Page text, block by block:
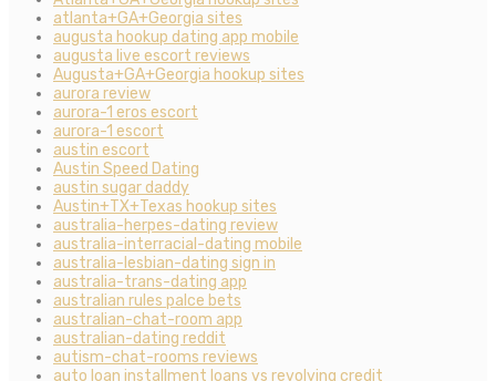
atlanta+GA+Georgia sites
augusta hookup dating app mobile
augusta live escort reviews
Augusta+GA+Georgia hookup sites
aurora review
aurora-1 eros escort
aurora-1 escort
austin escort
Austin Speed Dating
austin sugar daddy
Austin+TX+Texas hookup sites
australia-herpes-dating review
australia-interracial-dating mobile
australia-lesbian-dating sign in
australia-trans-dating app
australian rules palce bets
australian-chat-room app
australian-dating reddit
autism-chat-rooms reviews
auto loan installment loans vs revolving credit